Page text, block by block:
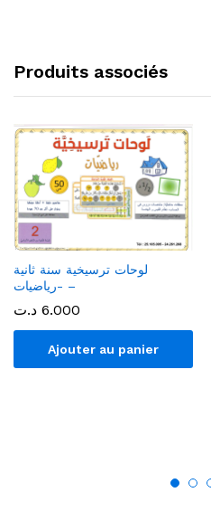
Produits associés
لوحات ترسيخية سنة ثانية
-رياضيات –
6.000 د.ت
Ajouter au panier